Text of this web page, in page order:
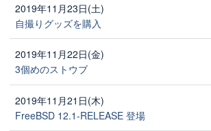
2019年11月23日(土)
自撮りグッズを購入
2019年11月22日(金)
3個めのストウブ
2019年11月21日(木)
FreeBSD 12.1-RELEASE 登場